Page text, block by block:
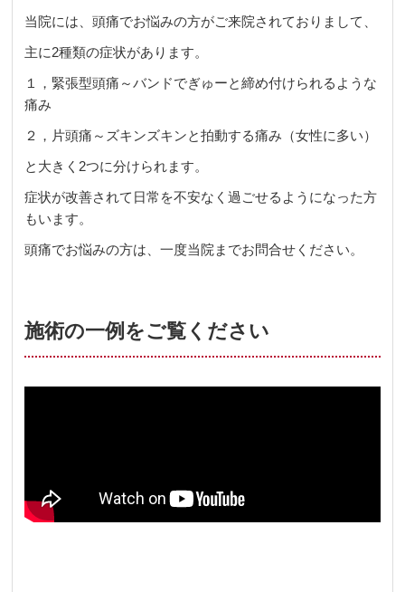
当院には、頭痛でお悩みの方がご来院されておりまして、
主に2種類の症状があります。
１，緊張型頭痛～バンドでぎゅーと締め付けられるような
痛み
２，片頭痛～ズキンズキンと拍動する痛み（女性に多い）
と大きく2つに分けられます。
症状が改善されて日常を不安なく過ごせるようになった方
もいます。
頭痛でお悩みの方は、一度当院までお問合せください。
施術の一例をご覧ください